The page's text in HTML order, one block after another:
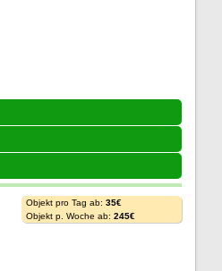
Objekt pro Tag ab: 35€
Objekt p. Woche ab: 245€